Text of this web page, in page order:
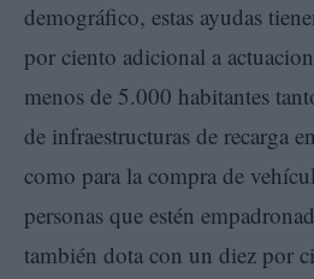
demográfico, estas ayudas
por ciento adicional a
menos de 5.000 habitantes
de infraestructuras de recarga
como para la compra de
personas que estén
también dota con un diez por